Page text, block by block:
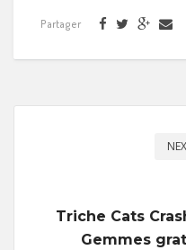
Partager
Triche Cats
Gemmes